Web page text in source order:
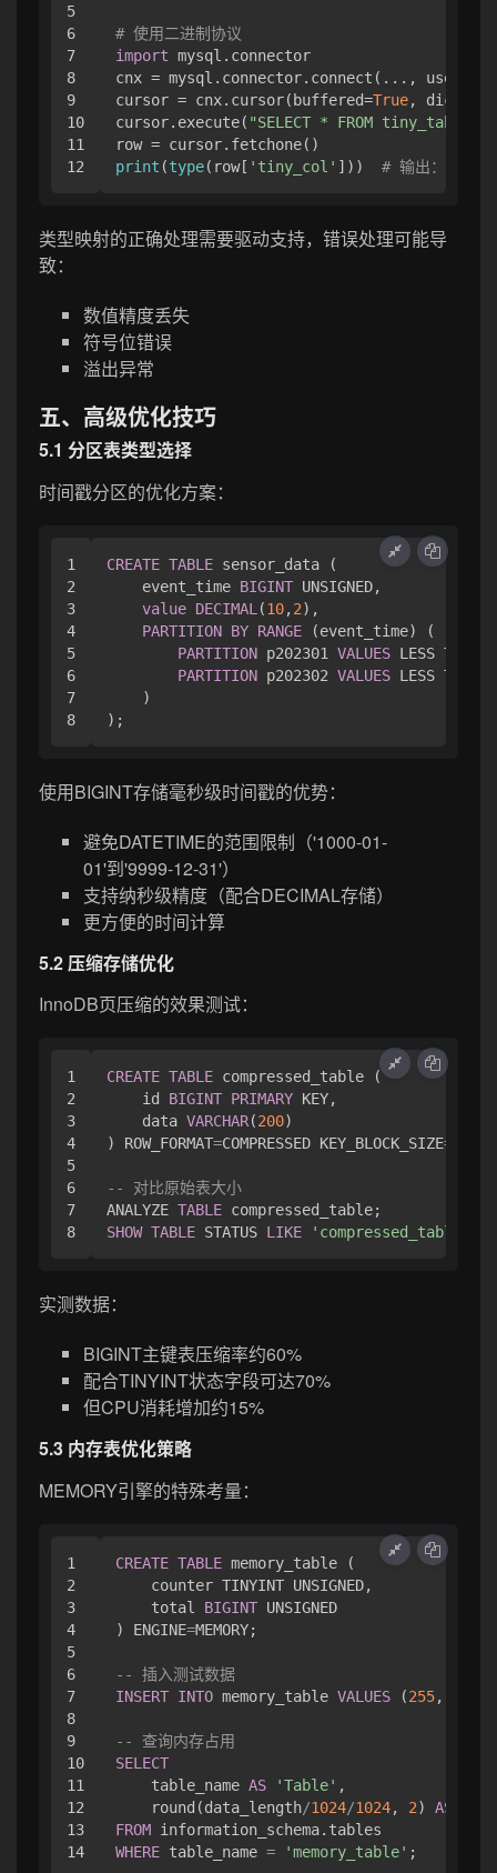
5
6
7
8
9
10
11
# 使用二进制协议
import mysql.connector
cnx = mysql.connector.connect(...,
cursor = cnx.cursor(buffered=True,
cursor.execute( "SELECT * FROM tiny_table"
print (type(row[ 'tiny_col' ])) # 输出：
类型映射的正确处理需要驱动支持，错误处理可能导
致：
数值精度丢失
符号位错误
溢出异常
五、高级优化技巧
5.1 分区表类型选择
时间戳分区的优化方案：
1
2
3
4
5
6
7
CREATE TABLE sensor_data (
    event_time
BIGINT UNSIGNED,
value DECIMAL (10,2),
PARTITION BY RANGE (event_time) (
PARTITION p202301 VALUES LESS THAN (
PARTITION p202302 VALUES LESS THAN (
    )
使用BIGINT存储毫秒级时间戳的优势：
避免DATETIME的范围限制（'1000-01-
01'到'9999-12-31'）
支持纳秒级精度（配合DECIMAL存储）
更方便的时间计算
5.2 压缩存储优化
InnoDB页压缩的效果测试：
1
2
3
4
5
6
7
CREATE TABLE compressed_table (
    id
BIGINT PRIMARY KEY,
    data
VARCHAR(200)
) ROW_FORMAT=COMPRESSED KEY_BLOCK_SIZE=
-- 对比原始表大小
ANALYZE TABLE
SHOW TABLE STATUS LIKE 'compressed_table'
实测数据：
BIGINT主键表压缩率约60%
配合TINYINT状态字段可达70%
但CPU消耗增加约15%
5.3 内存表优化策略
MEMORY引擎的特殊考量：
1
2
3
4
5
6
7
8
9
10
11
12
13
CREATE TABLE memory_table (
    counter TINYINT UNSIGNED,
    total
BIGINT UNSIGNED
) ENGINE=MEMORY;
-- 插入测试数据
INSERT INTO memory_table VALUES (255,
-- 查询内存占用
SELECT
    table_name
AS 'Table' ,
    round(data_length
/1024/1024, 2) AS
FROM
WHERE table_name = 'memory_table'